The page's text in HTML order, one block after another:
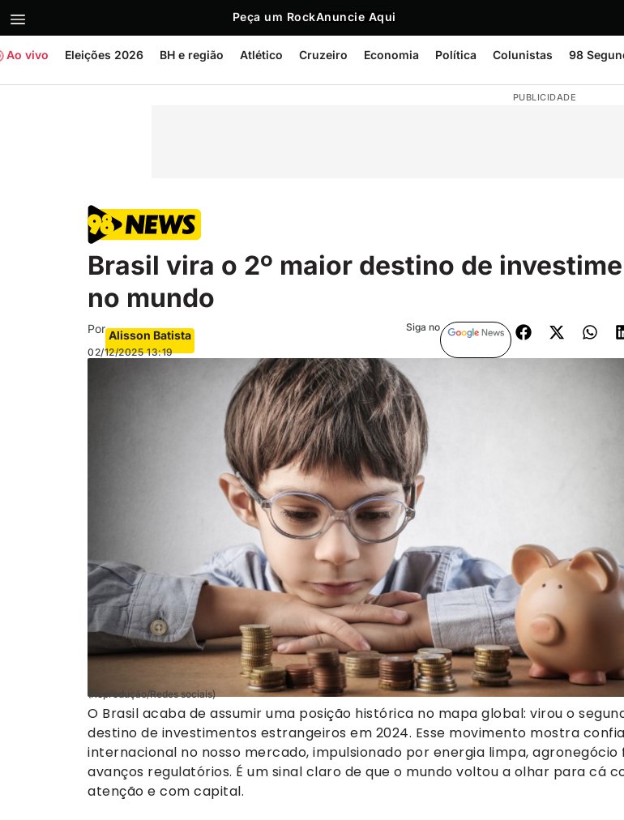
Peça um RockAnuncie Aqui
Ao vivo Eleições 2026 BH e região Atlético Cruzeiro Economia Política Colunistas 98
PUBLICIDADE
Brasil vira o 2º maior destino de
no mundo
Por Alisson Batista
02/12/2025 13:19
Siga no
(Reprodução/Redes sociais)
O Brasil acaba de assumir uma posição histórica no mapa global: virou o
destino de investimentos estrangeiros em 2024. Esse movimento mostra
internacional no nosso mercado, impulsionado por energia limpa,
avanços regulatórios. É um sinal claro de que o mundo voltou a olhar para cá
atenção e com capital.